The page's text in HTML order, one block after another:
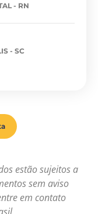
- RN
- SC
estão sujeitos a
sem aviso
em contato